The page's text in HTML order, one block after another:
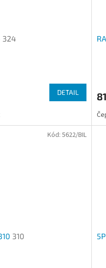
324
DETAIL
je
z
5
310
Kód: 5622/BIL